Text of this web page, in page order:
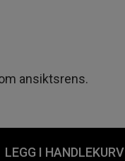
ansiktsrens.
LEGG I HANDLEKURV